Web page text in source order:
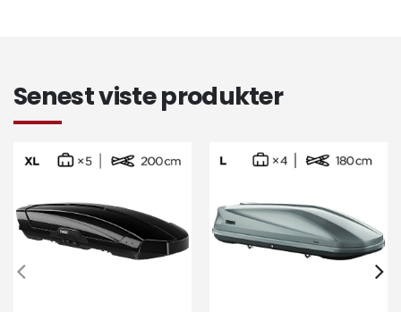
Senest viste produkter